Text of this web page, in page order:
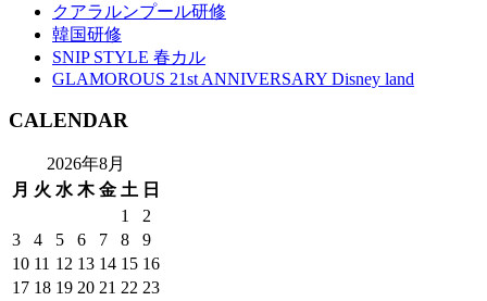
クアラルンプール研修
韓国研修
SNIP STYLE 春カル
GLAMOROUS 21st ANNIVERSARY Disney land
CALENDAR
2026年8月
月 火 水 木 金 土 日
1
2
3
4 5 6 7 8
9
10 11 12 13 14 15 16
17 18 19 20 21 22 23